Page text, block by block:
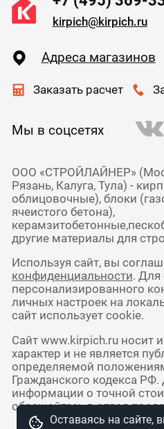
kirpich@kirpich.ru
Адреса магазинов
Заказать расчет
Мы в соцсетях
ООО «СТРОЙЛАЙНЕР»
Рязань, Калуга, Тула) -
облицовочные), блоки
ячеистого бетона),
другие материалы для
Используя сайт, вы
конфиденциальности. Для
персонализированного
личных настроек на
сайт использует cookie.
Сайт www.kirpich.ru носит
характер и не является
определяемой
Гражданского кодекса
информации о точной
обращайтесь в отдел
Оставаясь на сайте,